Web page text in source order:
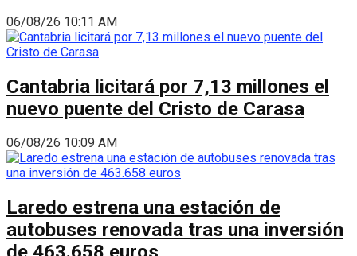
06/08/26 10:11 AM
Cantabria licitará por 7,13 millones el
nuevo puente del Cristo de Carasa
06/08/26 10:09 AM
Laredo estrena una estación de
autobuses renovada tras una inversión